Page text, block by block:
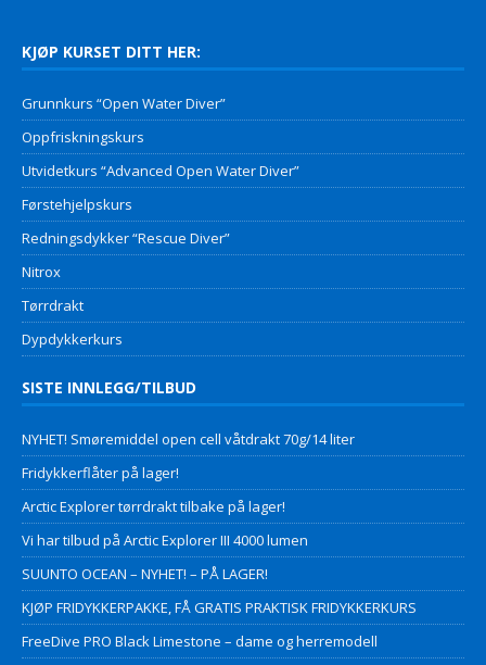
KJØP KURSET DITT HER:
Grunnkurs “Open Water Diver”
Oppfriskningskurs
Utvidetkurs “Advanced Open Water Diver”
Førstehjelpskurs
Redningsdykker “Rescue Diver”
Nitrox
Tørrdrakt
Dypdykkerkurs
SISTE INNLEGG/TILBUD
NYHET! Smøremiddel open cell våtdrakt 70g/14 liter
Fridykkerflåter på lager!
Arctic Explorer tørrdrakt tilbake på lager!
Vi har tilbud på Arctic Explorer III 4000 lumen
SUUNTO OCEAN – NYHET! – PÅ LAGER!
KJØP FRIDYKKERPAKKE, FÅ GRATIS PRAKTISK FRIDYKKERKURS
FreeDive PRO Black Limestone – dame og herremodell